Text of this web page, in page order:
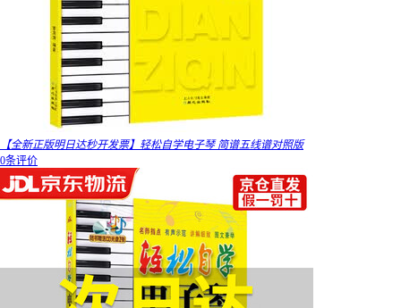
【全新正版明日达秒开发票】轻松自学电子琴 简谱五线谱对照版
0条评价